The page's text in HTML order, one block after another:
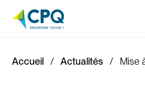
Accueil Actualités Mise